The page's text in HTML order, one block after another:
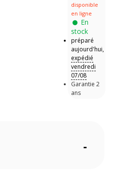
disponible
en ligne
En
stock
préparé
aujourd'hui,
expédié
vendredi
07/08
Garantie 2
ans
-